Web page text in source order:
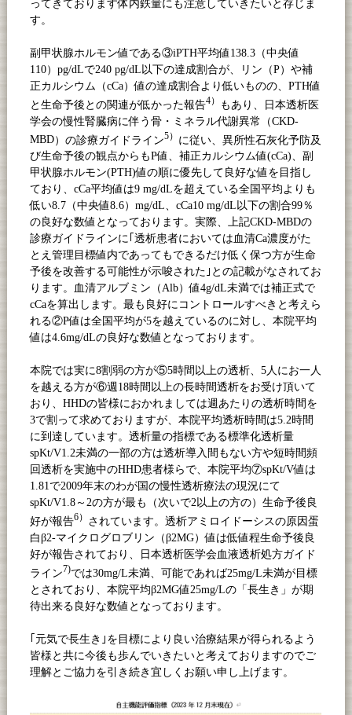
ってきております体内鉄量にも注意していきたいと存じま
す。
副甲状腺ホルモン値である③iPTH平均値 138.3 （中央値
110）pg/dLで240 pg/dL以下の達成割合が、リン（P）や補
正カルシウム（cCa）値の達成割合より低いものの、PTH値
と生命予後との関連が低かった報告4）
もあり、日本透析医
学会の慢性腎臓病に伴う骨・ミネラル代謝異常（CKD-
MBD）の診療ガイドライン5） に従い、異所性石灰化予防及
び生命予後の観点からもP値、補正カルシウム値(cCa)、副
甲状腺ホルモン(PTH)値の順に優先して良好な値を目指し
ており、cCa平均値は9 mg/dLを超えている全国平均よりも
低い8.7 （中央値8.6）mg/dL、cCa10 mg/dL以下の割合99％
の良好な数値となっております。実際、上記CKD-MBDの
診療ガイドラインに｢透析患者においては血清Ca濃度がた
とえ管理目標値内であってもできるだけ低く保つ方が生命
予後を改善する可能性が示唆された｣との記載がなされてお
ります。血清アルブミン（Alb）値4g/dL未満では補正式で
cCaを算出します。最も良好にコントロールすべきと考えら
れる②P値は全国平均が5を越えているのに対し、本院平均
値は4.6mg/dLの良好な数値となっております。
本院では実に8割弱の方が⑤5時間以上の透析、5人にお一人
を越える方が⑥週 18時間以上の長時間透析をお受け頂いて
おり、HHDの皆様におかれましては週あたりの透析時間を
3で割って求めておりますが、本院平均透析時間は5.2時間
に到達しています。透析量の指標である標準化透析量
spKt/V1.2未満の一部の方は透析導入間もない方や短時間頻
回透析を実施中のHHD患者様らで、本院平均⑦spKt/V値は
1.81で2009年末のわが国の慢性透析療法の現況にて
spKt/V1.8 ～2の方が最も（次いで2以上の方の）生命予後良
好が報告6） されています。透析アミロイドーシスの原因蛋
白β2-マイクログロブリン（β2MG）値は低値程生命予後良
好が報告されており、日本透析医学会血液透析処方ガイド
ライン7)では30mg/L未満、可能であれば25mg/L未満が目標
とされており、本院平均β2MG値 25mg/Lの「長生き」が期
待出来る良好な数値となっております。
｢元気で長生き｣を目標により良い治療結果が得られるよう
皆様と共に今後も歩んでいきたいと考えておりますのでご
理解とご協力を引き続き宜しくお願い申し上げます。